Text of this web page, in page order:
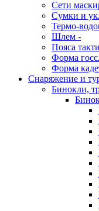
Сети
Сумки и
Термо-
Шлем -
Пояса
Форма
Форма
Снаряжение и
Бинокли,